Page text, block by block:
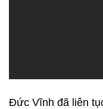
Đức Vĩnh đã liên